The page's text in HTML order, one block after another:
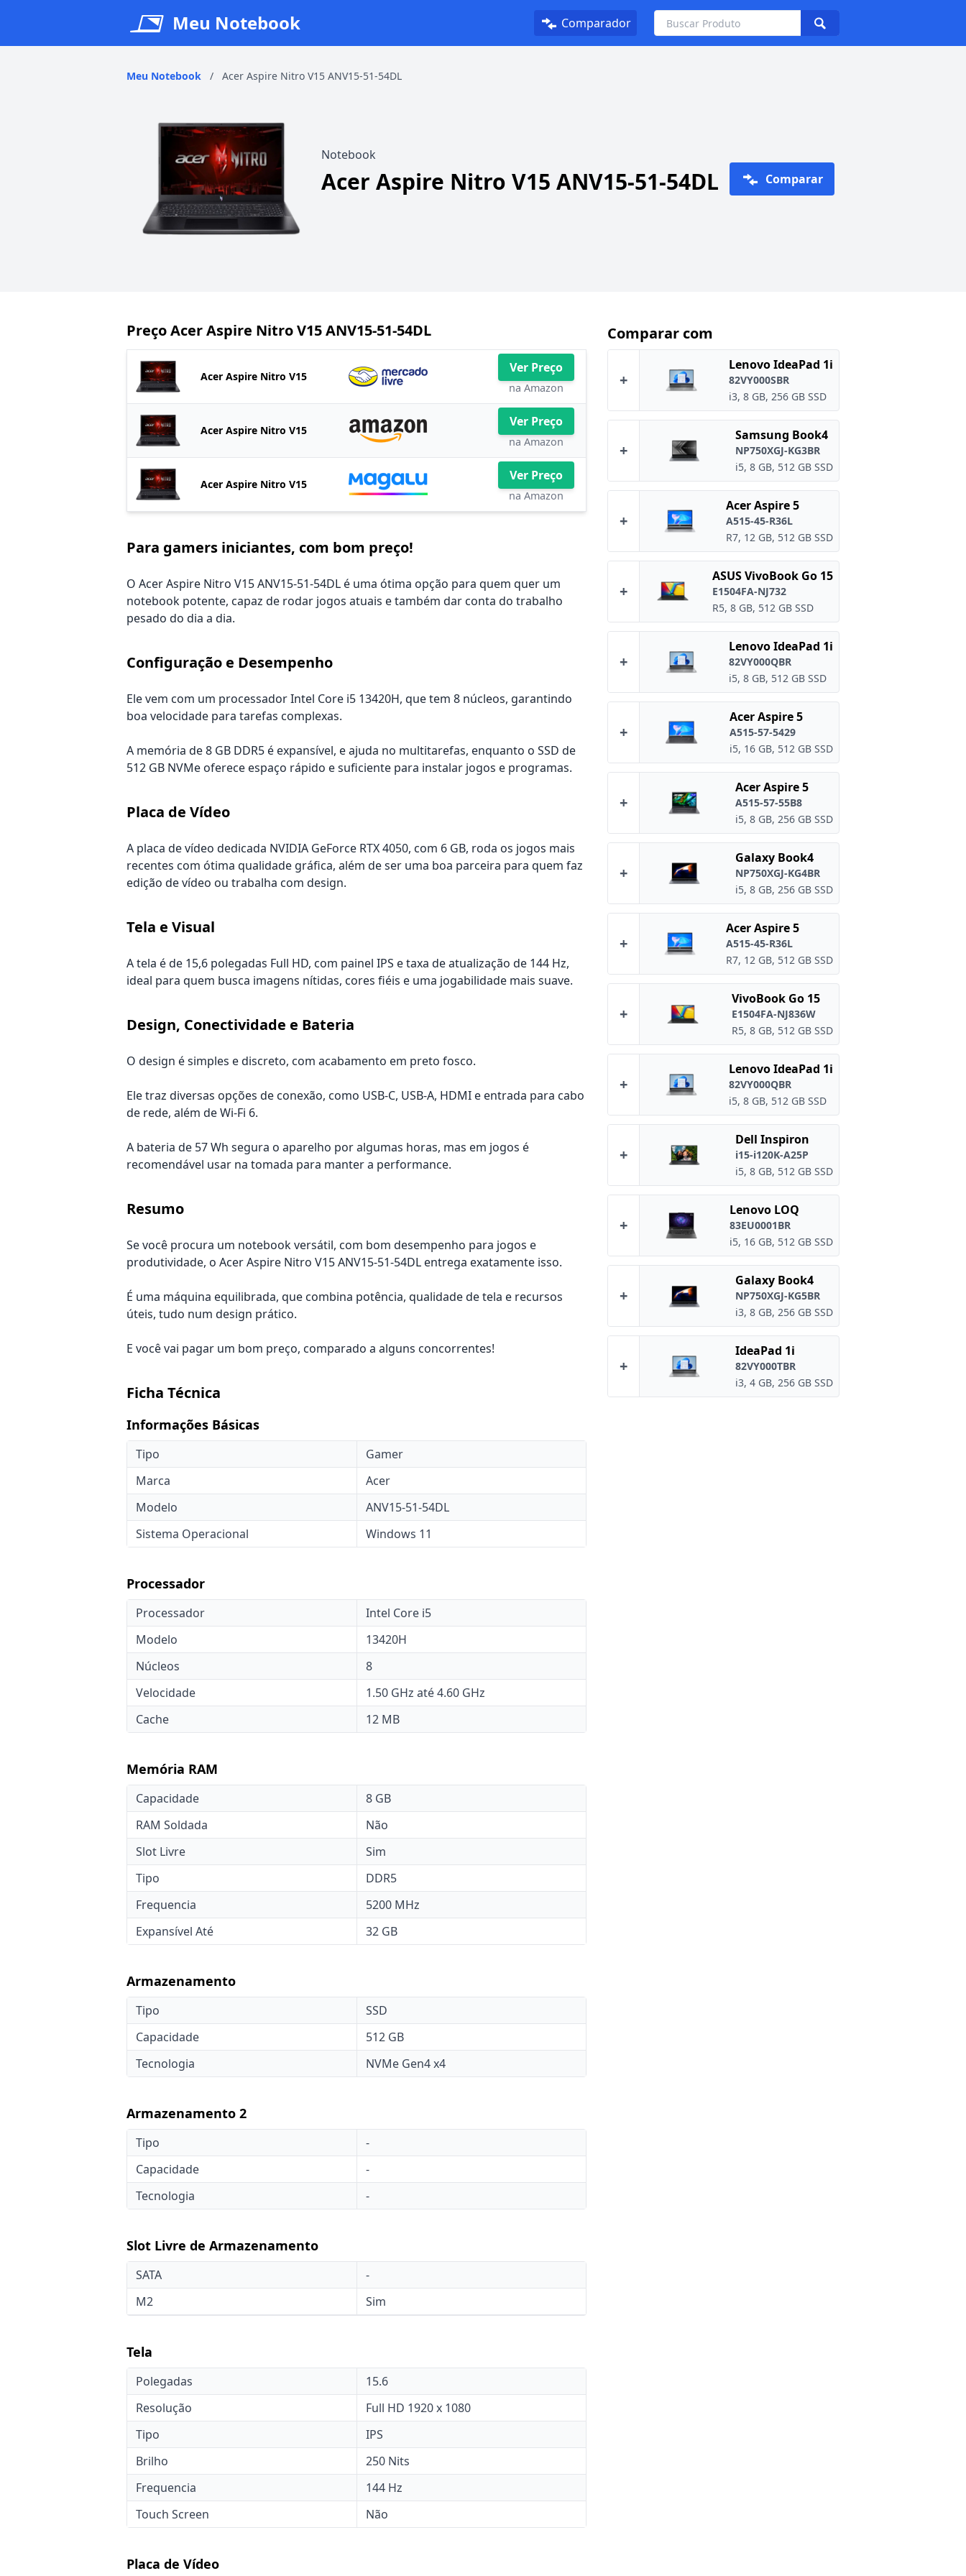
Meu Notebook Comparador
Meu Notebook / Acer Aspire Nitro V15 ANV15-51-54DL
Notebook
Acer Aspire Nitro V15 ANV15-51-54DL Comparar
Preço Acer Aspire Nitro V15 ANV15-51-54DL
Acer Aspire Nitro V15
Ver Preço
na Amazon
Acer Aspire Nitro V15
Ver Preço
na Amazon
Acer Aspire Nitro V15
Ver Preço
na Amazon
Para gamers iniciantes, com bom preço!
O Acer Aspire Nitro V15 ANV15-51-54DL é uma ótima opção para quem quer um
notebook potente, capaz de rodar jogos atuais e também dar conta do trabalho
pesado do dia a dia.
Configuração e Desempenho
Ele vem com um processador Intel Core i5 13420H, que tem 8 núcleos, garantindo
boa velocidade para tarefas complexas.
A memória de 8 GB DDR5 é expansível, e ajuda no multitarefas, enquanto o SSD de
512 GB NVMe oferece espaço rápido e suficiente para instalar jogos e programas.
Placa de Vídeo
A placa de vídeo dedicada NVIDIA GeForce RTX 4050, com 6 GB, roda os jogos mais
recentes com ótima qualidade gráfica, além de ser uma boa parceira para quem faz
edição de vídeo ou trabalha com design.
Tela e Visual
A tela é de 15,6 polegadas Full HD, com painel IPS e taxa de atualização de 144 Hz,
ideal para quem busca imagens nítidas, cores fiéis e uma jogabilidade mais suave.
Design, Conectividade e Bateria
O design é simples e discreto, com acabamento em preto fosco.
Ele traz diversas opções de conexão, como USB-C, USB-A, HDMI e entrada para cabo
de rede, além de Wi-Fi 6.
A bateria de 57 Wh segura o aparelho por algumas horas, mas em jogos é
recomendável usar na tomada para manter a performance.
Resumo
Se você procura um notebook versátil, com bom desempenho para jogos e
produtividade, o Acer Aspire Nitro V15 ANV15-51-54DL entrega exatamente isso.
É uma máquina equilibrada, que combina potência, qualidade de tela e recursos
úteis, tudo num design prático.
E você vai pagar um bom preço, comparado a alguns concorrentes!
Ficha Técnica
Informações Básicas
Tipo
Gamer
Marca
Acer
Modelo
ANV15-51-54DL
Sistema Operacional
Windows 11
Processador
Processador
Intel Core i5
Modelo
13420H
Núcleos
8
Velocidade
1.50 GHz até 4.60 GHz
Cache
12 MB
Memória RAM
Capacidade
8 GB
RAM Soldada
Não
Slot Livre
Sim
Tipo
DDR5
Frequencia
5200 MHz
Expansível Até
32 GB
Armazenamento
Tipo
SSD
Capacidade
512 GB
Tecnologia
NVMe Gen4 x4
Armazenamento 2
Tipo
-
Capacidade
-
Tecnologia
-
Slot Livre de Armazenamento
SATA
-
M2
Sim
Tela
Polegadas
15.6
Resolução
Full HD 1920 x 1080
Tipo
IPS
Brilho
250 Nits
Frequencia
144 Hz
Touch Screen
Não
Placa de Vídeo
Comparar com
+
Lenovo IdeaPad 1i
82VY000SBR
i3, 8 GB, 256 GB SSD
+
Samsung Book4
NP750XGJ-KG3BR
i5, 8 GB, 512 GB SSD
+
Acer Aspire 5
A515-45-R36L
R7, 12 GB, 512 GB SSD
+
ASUS VivoBook Go 15
E1504FA-NJ732
R5, 8 GB, 512 GB SSD
+
Lenovo IdeaPad 1i
82VY000QBR
i5, 8 GB, 512 GB SSD
+
Acer Aspire 5
A515-57-5429
i5, 16 GB, 512 GB SSD
+
Acer Aspire 5
A515-57-55B8
i5, 8 GB, 256 GB SSD
+
Galaxy Book4
NP750XGJ-KG4BR
i5, 8 GB, 256 GB SSD
+
Acer Aspire 5
A515-45-R36L
R7, 12 GB, 512 GB SSD
+
VivoBook Go 15
E1504FA-NJ836W
R5, 8 GB, 512 GB SSD
+
Lenovo IdeaPad 1i
82VY000QBR
i5, 8 GB, 512 GB SSD
+
Dell Inspiron
i15-i120K-A25P
i5, 8 GB, 512 GB SSD
+
Lenovo LOQ
83EU0001BR
i5, 16 GB, 512 GB SSD
+
Galaxy Book4
NP750XGJ-KG5BR
i3, 8 GB, 256 GB SSD
+
IdeaPad 1i
82VY000TBR
i3, 4 GB, 256 GB SSD